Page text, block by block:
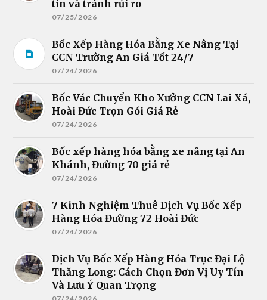
tín và tránh rủi ro
07/25/2026
Bốc Xếp Hàng Hóa Bằng Xe Nâng Tại
CCN Trường An Giá Tốt 24/7
07/24/2026
Bốc Vác Chuyển Kho Xưởng CCN Lai Xá,
Hoài Đức Trọn Gói Giá Rẻ
07/24/2026
Bốc xếp hàng hóa bằng xe nâng tại An
Khánh, Đường 70 giá rẻ
07/24/2026
7 Kinh Nghiệm Thuê Dịch Vụ Bốc Xếp
Hàng Hóa Đường 72 Hoài Đức
07/24/2026
Dịch Vụ Bốc Xếp Hàng Hóa Trục Đại Lộ
Thăng Long: Cách Chọn Đơn Vị Uy Tín
Và Lưu Ý Quan Trọng